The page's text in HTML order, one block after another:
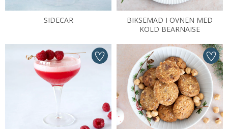
SIDECAR
BIKSEMAD I OVNEN MED
KOLD BEARNAISE